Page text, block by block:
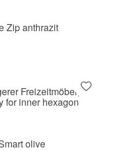
Zip anthrazit
olive